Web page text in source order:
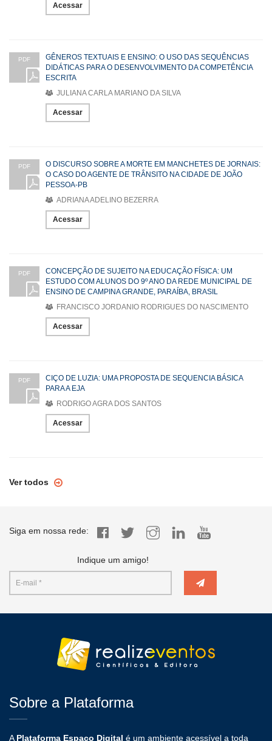
Acessar
PDF
GÊNEROS TEXTUAIS E ENSINO: O USO DAS SEQUÊNCIAS
DIDÁTICAS PARA O DESENVOLVIMENTO DA COMPETÊNCIA
ESCRITA
JULIANA CARLA MARIANO DA SILVA
Acessar
PDF
O DISCURSO SOBRE A MORTE EM MANCHETES DE JORNAIS:
O CASO DO AGENTE DE TRÂNSITO NA CIDADE DE JOÃO
PESSOA-PB
ADRIANA ADELINO BEZERRA
Acessar
PDF
CONCEPÇÃO DE SUJEITO NA EDUCAÇÃO FÍSICA: UM
ESTUDO COM ALUNOS DO 9º ANO DA REDE MUNICIPAL DE
ENSINO DE CAMPINA GRANDE, PARAÍBA, BRASIL
FRANCISCO JORDANIO RODRIGUES DO NASCIMENTO
Acessar
PDF
CIÇO DE LUZIA: UMA PROPOSTA DE SEQUENCIA BÁSICA
PARA A EJA
RODRIGO AGRA DOS SANTOS
Acessar
Ver todos
Siga em nossa rede:
Indique um amigo!
Sobre a Plataforma
A Plataforma Espaço Digital é um ambiente acessível a toda